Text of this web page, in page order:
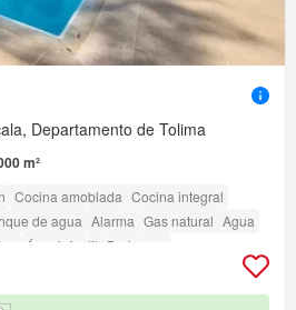
Departamento de Tolima
m²
Cocina amoblada Cocina integral
de agua Alarma Gas natural Agua
Área infantil Barbecue